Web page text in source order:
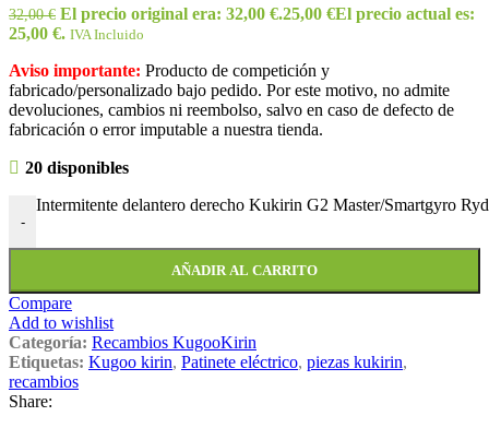
32,00€ El precio original era: 32,00 €.25,00 €El precio actual es:
25,00 €. IVA Incluido
Aviso importante: Producto de competición y
fabricado/personalizado bajo pedido. Por este motivo, no admite
devoluciones, cambios ni reembolso, salvo en caso de defecto de
fabricación o error imputable a nuestra tienda.
20 disponibles
-
Intermitente delantero derecho Kukirin G2 Master/Smartgyro
AÑADIR AL CARRITO
Compare
Add to wishlist
Categoría: Recambios KugooKirin
Etiquetas: Kugoo kirin, Patinete eléctrico, piezas kukirin,
recambios
Share: